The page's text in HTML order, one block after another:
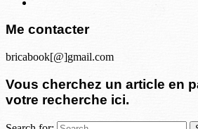
Me contacter
bricabook[@]gmail.com
Vous cherchez un article en
votre recherche ici.